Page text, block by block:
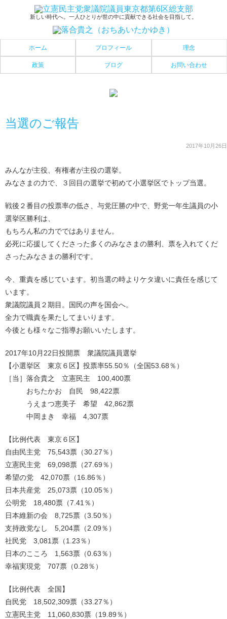
新しい時代へ。一人ひとりが世の中に貢献できる社会を目指して。
ホーム プロフィール 理念
政策 ブログ お問い合わせ
当選のご報告
2017年10月26日
みんなが主役、有権者が主役の選挙。
みなさまの力で、３回目の選挙で初めて小選挙区でトップ当選。
戦後２番目の投票率の低さ、与党圧勝の中で、野党一年生議員の小
選挙区勝利は、
もちろん私の力でではありません。
必死に応援してくださった多くのみなさまの勝利、票を入れてくだ
さったみなさまの勝利です。
今、重責を感じています。初当選の時よりケタ違いに責任を感じて
います。
衆議院議員２期目。国民の声を国会へ。
全力で職責を果たしてまいります。
今後とも様々なご指導お願いいたします。
2017年10月22日投開票 衆議院議員選挙
【小選挙区 東京６区】投票率55.50％（全国53.68％）
［当］落合貴之 立憲民主 100,400票
おちたかお 自民 98,422票
うえまつ恵美子 希望 42,862票
中岡まき 幸福 4,307票
【比例代表 東京６区】
自由民主党 75,543票（30.27％）
立憲民主党 69,098票（27.69％）
希望の党 42,070票（16.86％）
日本共産党 25,073票（10.05％）
公明党 18,480票（7.41％）
日本維新の会 8,725票（3.50％）
支持政党なし 5,204票（2.09％）
社民党 3,081票（1.23％）
日本のこころ 1,563票（0.63％）
幸福実現党 707票（0.28％）
【比例代表 全国】
自民党 18,502,309票（33.27％）
立憲民主党 11,060,830票（19.89％）